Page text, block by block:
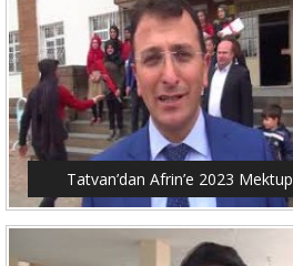
Tatvan’dan Afrin’e 2023 Mektup